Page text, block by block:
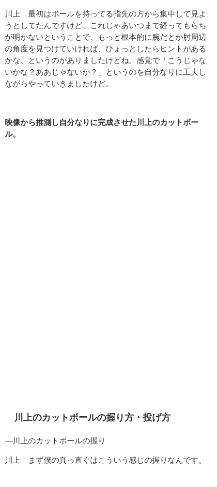
川上 最初はボールを持ってる指先の方から集中して見よ
うとしてたんですけど、これじゃあいつまで経ってもらち
が明かないということで、もっと根本的に腕だとか肘周辺
の角度を見つけていければ、ひょっとしたらヒントがある
かな、というのがありましたけどね。感覚で「こうじゃな
いかな？ああじゃないか？」というのを自分なりに工夫し
ながらやっていきましたけど。
映像から推測し自分なりに完成させた川上のカットボー
ル。
川上のカットボールの握り方・投げ方
―川上のカットボールの握り
川上 まず僕の真っ直ぐはこういう感じの握りなんです。